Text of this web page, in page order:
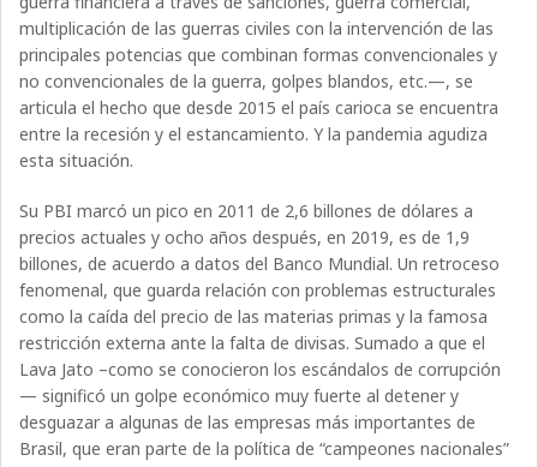
multiplicación de las guerras civiles con la intervención de las
principales potencias que combinan formas convencionales y
no convencionales de la guerra, golpes blandos, etc.—, se
articula el hecho que desde 2015 el país carioca se encuentra
entre la recesión y el estancamiento. Y la pandemia agudiza
esta situación.
Su PBI marcó un pico en 2011 de 2,6 billones de dólares a
precios actuales y ocho años después, en 2019, es de 1,9
billones, de acuerdo a datos del Banco Mundial. Un retroceso
fenomenal, que guarda relación con problemas estructurales
como la caída del precio de las materias primas y la famosa
restricción externa ante la falta de divisas. Sumado a que el
Lava Jato –como se conocieron los escándalos de corrupción
— significó un golpe económico muy fuerte al detener y
desguazar a algunas de las empresas más importantes de
Brasil, que eran parte de la política de “campeones nacionales”